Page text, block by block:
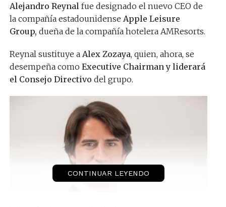
Alejandro Reynal fue designado el nuevo CEO de
la compañía estadounidense Apple Leisure
Group, dueña de la compañía hotelera AMResorts.
Reynal sustituye aAlex Zozaya, quien, ahora, se
desempeña como Executive Chairman y liderará
el Consejo Directivo del grupo.
CONTINUAR LEYENDO